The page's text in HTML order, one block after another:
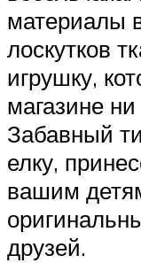
материалы
лоскутков
игрушку,
магазине
Забавный
елку,
вашим
друзей.